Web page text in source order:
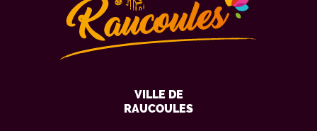
VILLE DE
RAUCOULES